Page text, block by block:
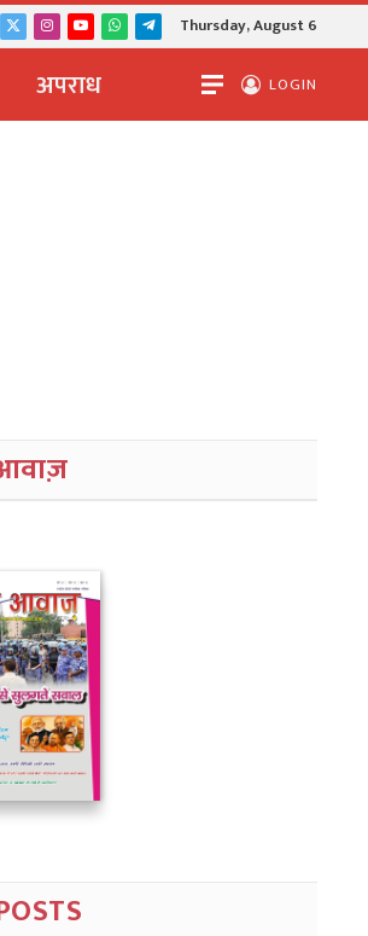
X
Instagram
YouTubeWhatsApp
TelegramThursday, August 6
अपराध LOGIN